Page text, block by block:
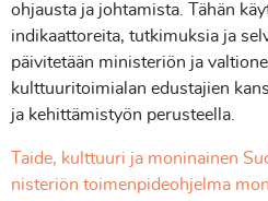
ohjausta ja johtamista. Tähän
indikaattoreita, tutkimuksia ja
päivitetään ministeriön ja
kulttuuritoimialan edustajien
ja kehittämistyön perusteella.
Taide, kulttuuri ja moninainen
nisteriön toimenpideohjelma